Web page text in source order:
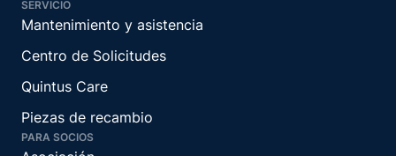
SERVICIO
Mantenimiento y asistencia
Centro de Solicitudes
Quintus Care
Piezas de recambio
PARA SOCIOS